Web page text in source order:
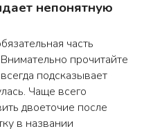
непонятную
часть
прочитайте
подсказывает
Чаще всего
двоеточие после
в названии